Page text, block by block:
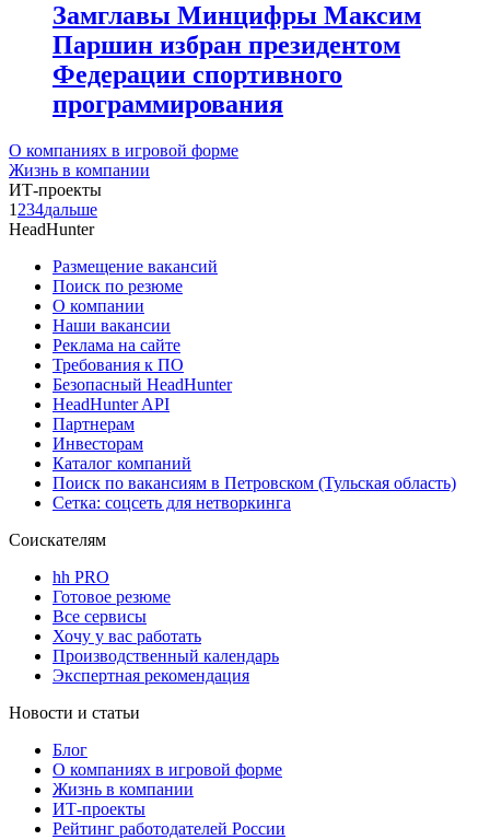
Замглавы Минцифры Максим
Паршин избран президентом
Федерации спортивного
программирования
О компаниях в игровой форме
Жизнь в компании
ИТ-проекты
1 234дальше
HeadHunter
Размещение вакансий
Поиск по резюме
О компании
Наши вакансии
Реклама на сайте
Требования к ПО
Безопасный HeadHunter
HeadHunter API
Партнерам
Инвесторам
Каталог компаний
Поиск по вакансиям в Петровском (Тульская область)
Сетка: соцсеть для нетворкинга
Соискателям
hh PRO
Готовое резюме
Все сервисы
Хочу у вас работать
Производственный календарь
Экспертная рекомендация
Новости и статьи
Блог
О компаниях в игровой форме
Жизнь в компании
ИТ-проекты
Рейтинг работодателей России